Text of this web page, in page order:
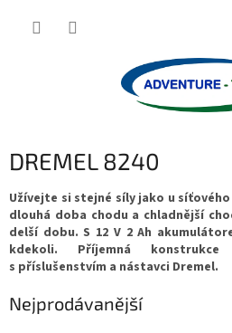
DREMEL 8240
Užívejte si stejné síly jako u síťového
dlouhá doba chodu a chladnější
delší dobu.S 12 V 2 Ah
kdekoli. Příjemná
s příslušenstvím a nástavci Dremel.
Nejprodávanější